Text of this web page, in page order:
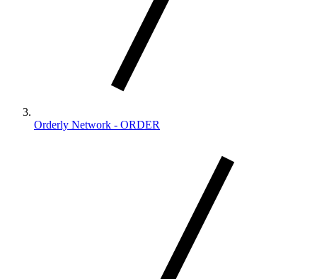
Orderly Network - ORDER